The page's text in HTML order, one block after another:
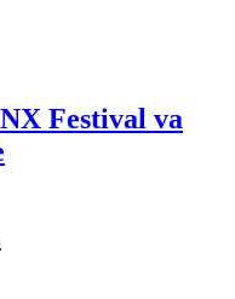
Festival va